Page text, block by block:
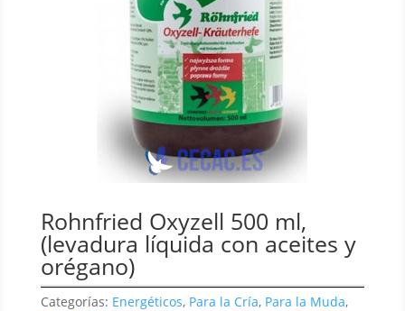
Rohnfried Oxyzell 500 ml,
(levadura líquida con aceites y
orégano)
Categorías: Energéticos, Para la Cría, Para la Muda,